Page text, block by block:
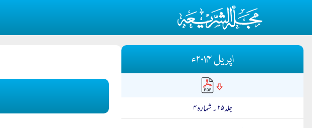
اپریل ۲۰۱۴ء
جلد ۲۵ ۔ شمارہ ۴